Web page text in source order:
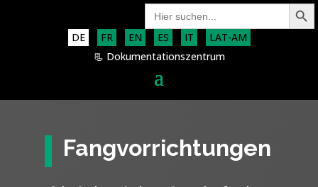
Search
for:
Search Button
DE FR EN ES IT
LAT-AM
📃 Dokumentationszentrum
Fangvorrichtungen